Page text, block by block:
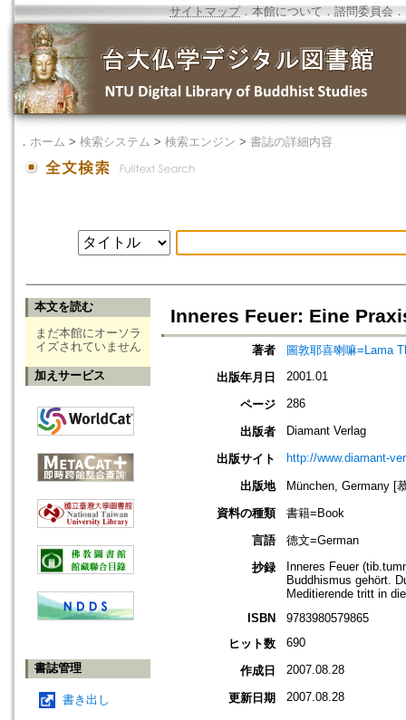
サイトマップ．本館について ． 諮問委員会 ．
． ホーム > 検索システム > 検索エンジン > 書誌の詳細内容
本文を読む
まだ本館にオーソラ
イズされていません
加えサービス
書誌管理
書き出し
Inneres Feuer: Eine
著者
圖敦耶喜喇嘛=Lama
出版年月日
2001.01
ページ 286
出版者 Diamant Verlag
出版サイト http://www.diamant-
出版地
München, Germany [
資料の種類
書籍=Book
言語
德文=German
抄録
Inneres Feuer
Buddhismus gehört.
Meditierende tritt in
ISBN
9783980579865
ヒット数
690
作成日 2007.08.28
更新日期 2007.08.28